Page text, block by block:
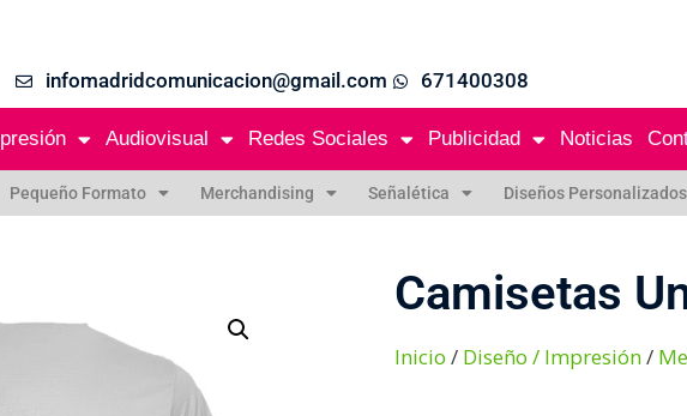
infomadridcomunicacion@gmail.com 671400308
Audiovisual Redes Sociales Publicidad Noticias
Pequeño Formato Merchandising Señalética Diseños Personalizados
Camisetas
Inicio / Diseño / Impresión/